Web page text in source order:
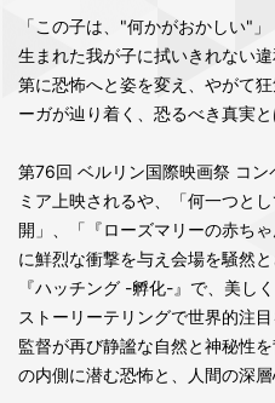
「この子は、"何かがおかしい"」
生まれた我が子に拭いきれない
第に恐怖へと姿を変え、やがて
ーガが辿り着く、恐るべき真実と
第76回 ベルリン国際映画祭 コ
ミア上映されるや、「何一つと
開」、「『ローズマリーの赤ち
に鮮烈な衝撃を与え会場を騒然と
『ハッチング -孵化-』で、美し
ストーリーテリングで世界的注
監督が再び静謐な自然と神秘性
の内側に潜む恐怖と、人間の深層